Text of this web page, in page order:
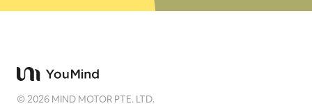
©2026 MIND MOTOR PTE. LTD.